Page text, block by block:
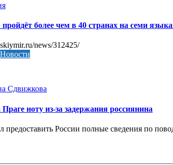
более чем в 40 странах на семи
news/312425/
Новости
Сдвижкова
ноту из-за задержания россиянина
России полные сведения по